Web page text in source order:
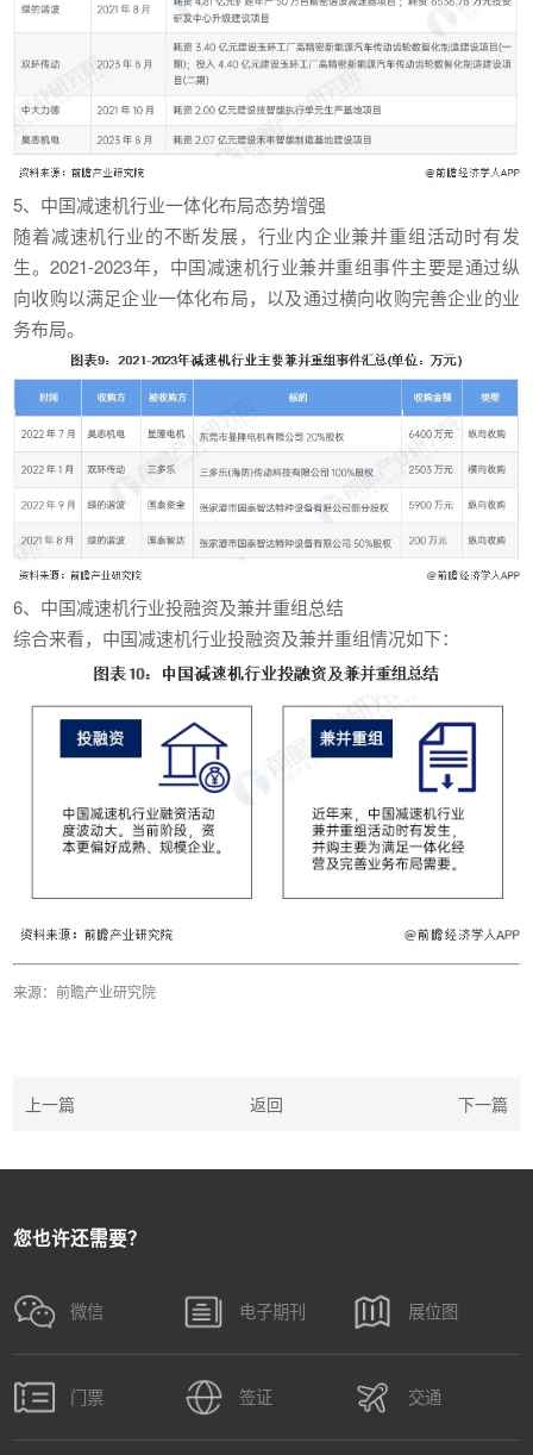
5、中国减速机行业一体化布局态势增强
随着减速机行业的不断发展，行业内企业兼并重组活动时有发
生。2021-2023年，中国减速机行业兼并重组事件主要是通过纵
向收购以满足企业一体化布局，以及通过横向收购完善企业的业
务布局。
6、中国减速机行业投融资及兼并重组总结
综合来看，中国减速机行业投融资及兼并重组情况如下：
来源：前瞻产业研究院
上一篇 返回 下一篇
您也许还需要？
微信 电子期刊 展位图
门票 签证 交通